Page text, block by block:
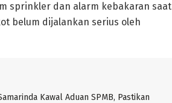
sprinkler dan alarm kebakaran saat
belum dijalankan serius oleh
Kawal Aduan SPMB, Pastikan